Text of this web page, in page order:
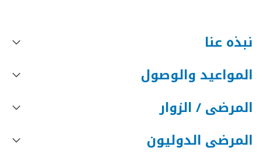
نبذه عنا
المواعيد والوصول
المرضى / الزوار
المرضى الدوليون